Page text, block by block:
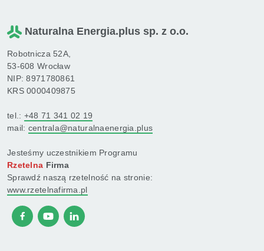
Naturalna Energia.plus sp. z o.o.
Robotnicza 52A,
53-608 Wrocław
NIP: 8971780861
KRS 0000409875
tel.: +48 71 341 02 19
mail: centrala@naturalnaenergia.plus
Jesteśmy uczestnikiem Programu
Rzetelna Firma
Sprawdź naszą rzetelność na stronie:
www.rzetelnafirma.pl